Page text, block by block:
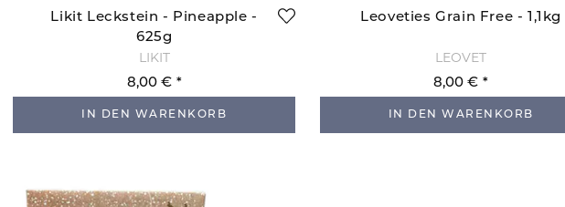
Likit Leckstein - Pineapple -
625g
LIKIT
8,00 €
IN DEN WARENKORB
Leoveties Grain Free - 1,1kg
LEOVET
8,00 €
IN DEN WARENKORB